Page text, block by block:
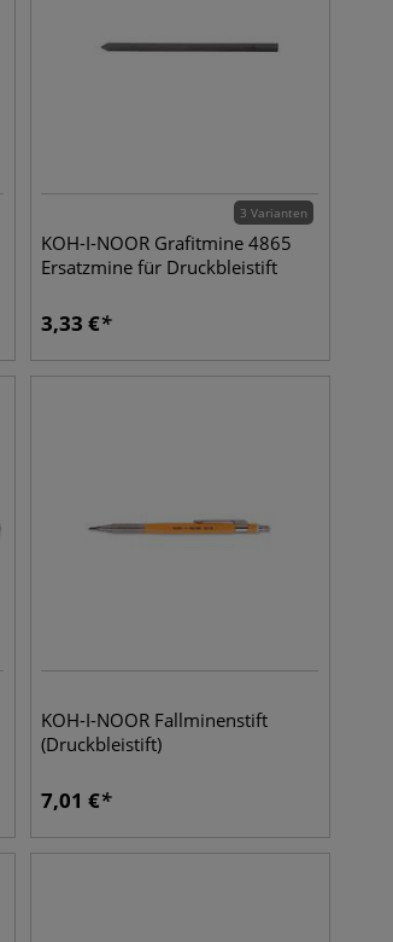
3 Varianten
KOH-I-NOOR Grafitmine 4865
Ersatzmine für Druckbleistift
3,33 €
KOH-I-NOOR Fallminenstift
(Druckbleistift)
7,01 €